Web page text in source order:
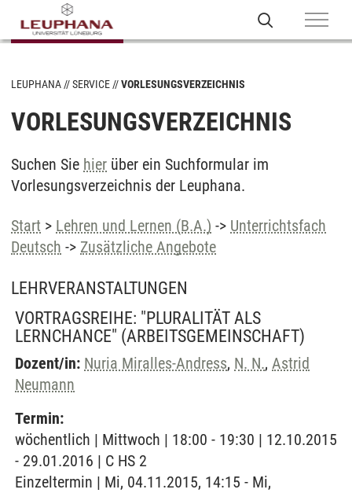
LEUPHANA SERVICE VORLESUNGSVERZEICHNIS
VORLESUNGSVERZEICHNIS
Suchen Sie hier über ein Suchformular im
Vorlesungsverzeichnis der Leuphana.
Start > Lehren und Lernen (B.A.) -> Unterrichtsfach
Deutsch -> Zusätzliche Angebote
LEHRVERANSTALTUNGEN
VORTRAGSREIHE: "PLURALITÄT ALS
LERNCHANCE" (ARBEITSGEMEINSCHAFT)
Dozent/in: Nuria Miralles-Andress, N. N., Astrid
Neumann
Termin:
wöchentlich | Mittwoch | 18:00 - 19:30 | 12.10.2015
- 29.01.2016 | C HS 2
Einzeltermin | Mi, 04.11.2015, 14:15 - Mi,